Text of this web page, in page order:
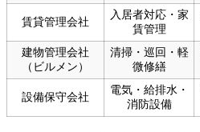
賃貸管理会社
入居者対応・家
賃管理
建物管理会社
（ビルメン）
清掃・巡回・軽
微修繕
設備保守会社
電気・給排水・
消防設備